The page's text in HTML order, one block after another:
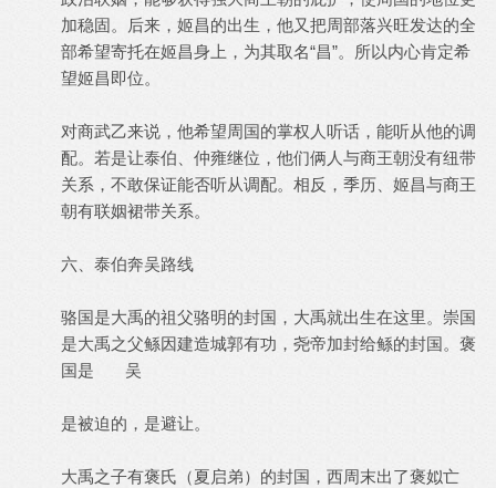
加稳固。后来，姬昌的出生，他又把周部落兴旺发达的全
部希望寄托在姬昌身上，为其取名“昌”。所以内心肯定希
望姬昌即位。
对商武乙来说，他希望周国的掌权人听话，能听从他的调
配。若是让泰伯、仲雍继位，他们俩人与商王朝没有纽带
关系，不敢保证能否听从调配。相反，季历、姬昌与商王
朝有联姻裙带关系。
六、泰伯奔吴路线
骆国是大禹的祖父骆明的封国，大禹就出生在这里。崇国
是大禹之父鲧因建造城郭有功，尧帝加封给鲧的封国。褒
国是 吴
是被迫的，是避让。
大禹之子有褒氏（夏启弟）的封国，西周末出了褒姒亡